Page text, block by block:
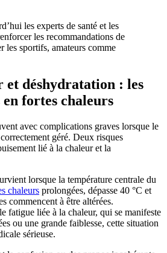
les experts de santé et les
les recommandations de
les sportifs, amateurs comme
et déshydratation : les
fortes chaleurs
avec complications graves lorsque le
géré. Deux risques
lié à la chaleur et la
lorsque la température centrale du
chaleurs prolongées, dépasse 40 °C et
commencent à être altérées.
fatigue liée à la chaleur, qui se manifeste
ou une grande faiblesse, cette situation
sérieuse.